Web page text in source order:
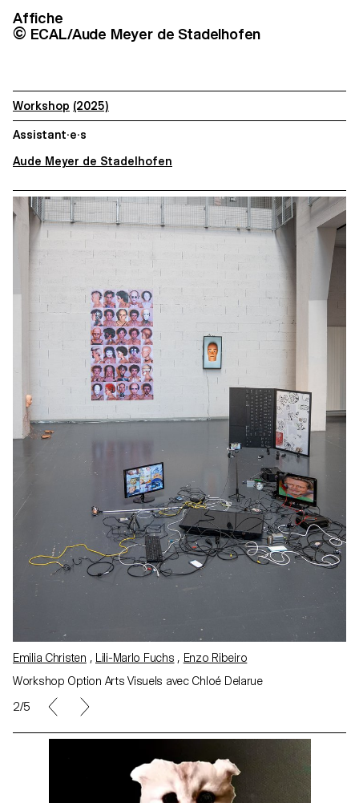
Affiche
© ECAL/Aude Meyer de Stadelhofen
Workshop (2025)
Assistant·e·s
Aude Meyer de Stadelhofen
Lea Thaïs Anguita-Labbé
Workshop Option Arts Visuels avec Chloé Delarue
3/5